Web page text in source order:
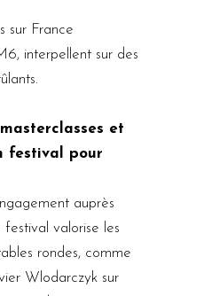
sur France
interpellent sur des
et
festival pour
auprès
festival valorise les
rondes, comme
Wlodarczyk sur